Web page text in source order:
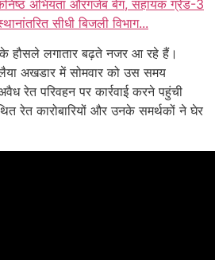
अभियंता औरंगजेब बेग, सहायक ग्रेड-3
सीधी बिजली विभाग...
के हौसले लगातार बढ़ते नजर आ रहे हैं।
अखडार में सोमवार को उस समय
रेत परिवहन पर कार्रवाई करने पहुंची
रेत कारोबारियों और उनके समर्थकों ने घेर